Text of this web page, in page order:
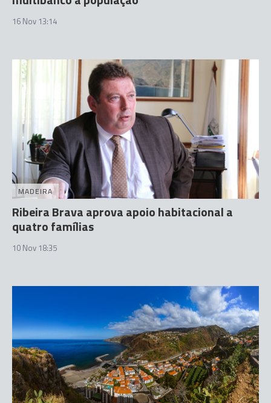
16 Nov 13:14
MADEIRA
Ribeira Brava aprova apoio habitacional a
quatro famílias
10 Nov 18:35